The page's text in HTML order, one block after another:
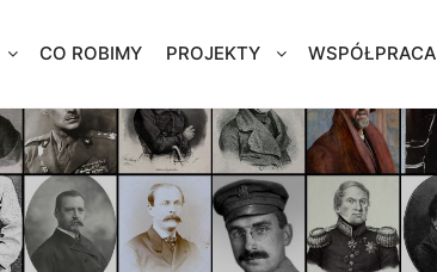
CO ROBIMY PROJEKTY WSPÓŁPRACA